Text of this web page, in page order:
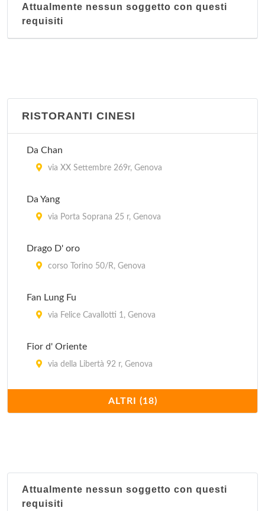
Attualmente nessun soggetto con questi
requisiti
RISTORANTI CINESI
Da Chan
via XX Settembre 269r, Genova
Da Yang
via Porta Soprana 25 r, Genova
Drago D' oro
corso Torino 50/R, Genova
Fan Lung Fu
via Felice Cavallotti 1, Genova
Fior d' Oriente
via della Libertà 92 r, Genova
via Vernazza 8, Genova
Grande Shanghai
ALTRI (18)
Attualmente nessun soggetto con questi
requisiti